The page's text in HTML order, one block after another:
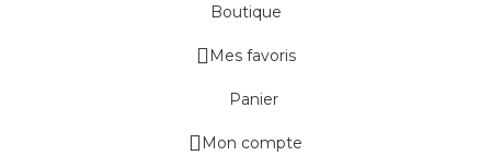
Boutique
Mes favoris
Panier
Mon compte